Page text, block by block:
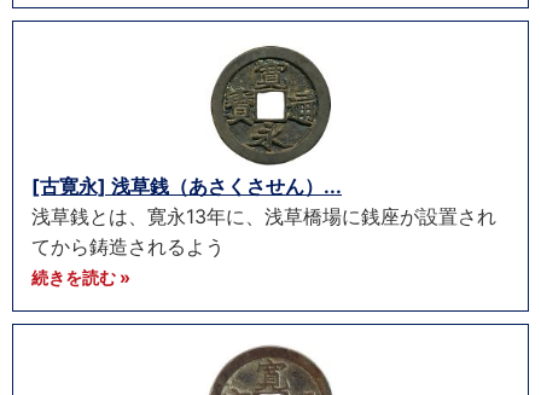
[古寛永] 浅草銭（あさくさせん）...
浅草銭とは、寛永13年に、浅草橋場に銭座が設置され
てから鋳造されるよう
続きを読む »